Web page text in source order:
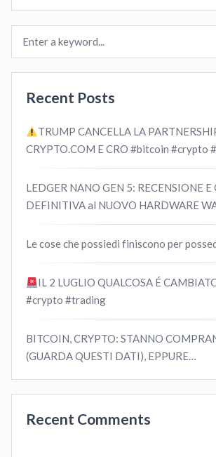
Recent Posts
TRUMP CANCELLA LA
CRYPTO.COM E CRO #bitcoin #crypto
LEDGER NANO GEN 5: RECENSIONE E
DEFINITIVA al NUOVO HARDWARE
Le cose che possiedi finiscono per
IL 2 LUGLIO QUALCOSA É
#crypto #trading
BITCOIN, CRYPTO: STANNO
(GUARDA QUESTI DATI), EPPURE…
Recent Comments